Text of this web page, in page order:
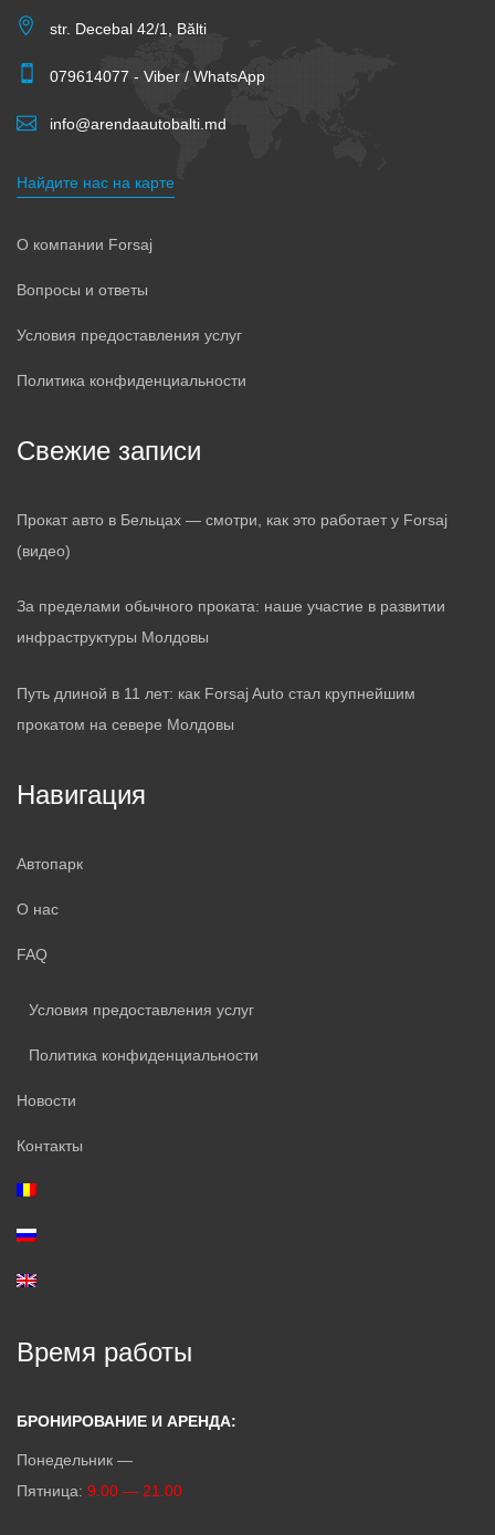
str. Decebal 42/1, Bălti
079614077 - Viber / WhatsApp
info@arendaautobalti.md
Найдите нас на карте
О компании Forsaj
Вопросы и ответы
Условия предоставления услуг
Политика конфиденциальности
Свежие записи
Прокат авто в Бельцах — смотри, как это работает у Forsaj
(видео)
За пределами обычного проката: наше участие в развитии
инфраструктуры Молдовы
Путь длиной в 11 лет: как Forsaj Auto стал крупнейшим
прокатом на севере Молдовы
Навигация
Автопарк
О нас
FAQ
Условия предоставления услуг
Политика конфиденциальности
Новости
Контакты
Время работы
БРОНИРОВАНИЕ И АРЕНДА:
Понедельник —
Пятница: 9.00 — 21.00